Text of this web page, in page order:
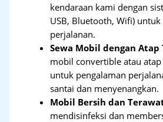
kendaraan kami dengan
USB, Bluetooth, Wifi)
perjalanan.
Sewa Mobil dengan Atap
mobil convertible atau
untuk pengalaman
santai dan menyenangkan.
Mobil Bersih dan
mendisinfeksi dan